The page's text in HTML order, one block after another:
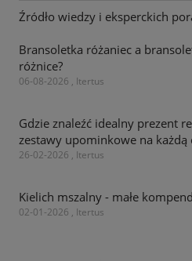
Źródło wiedzy i eksperckich
Bransoletka różaniec a
różnice?
06-08-2026 , Itertus
Gdzie znaleźć idealny prezent
zestawy upominkowe na każdą
26-02-2026 , Itertus
Kielich mszalny - małe
02-01-2026 , Itertus